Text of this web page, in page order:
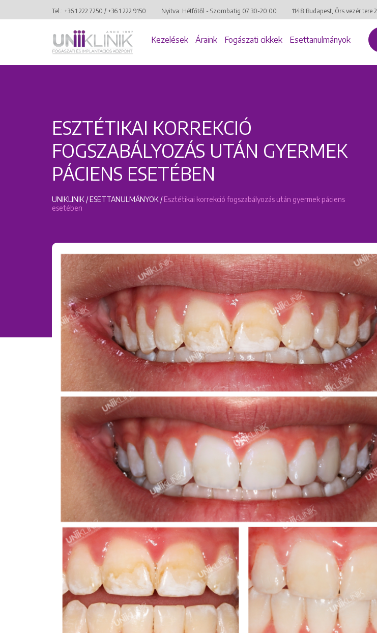
Tel.: +36 1 222 7250 / +36 1 222 9150 Nyitva: Hétfőtől - Szombatig 07:30-20:00 1148 Budapest, Örs vezér tere 2.
Kezelések Áraink Fogászati cikkek Esettanulmányok
ESZTÉTIKAI KORREKCIÓ
FOGSZABÁLYOZÁS UTÁN GYERMEK
PÁCIENS ESETÉBEN
UNIKLINIK /ESETTANULMÁNYOK /Esztétikai korrekció fogszabályozás után gyermek páciens
esetében